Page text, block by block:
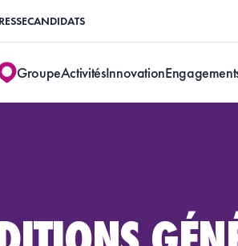
CANDIDATS
GroupeActivitésInnovation